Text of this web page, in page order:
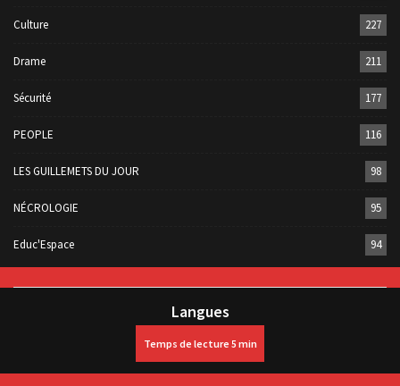
Culture 227
Drame 211
Sécurité 177
PEOPLE 116
LES GUILLEMETS DU JOUR 98
NÉCROLOGIE 95
Educ'Espace 94
Langues